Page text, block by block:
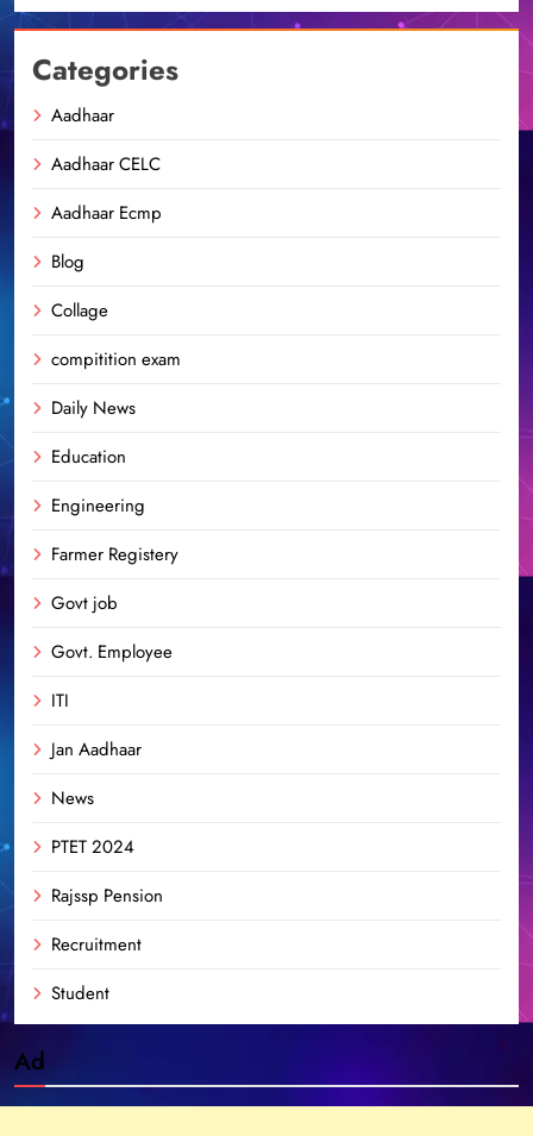
Categories
Aadhaar
Aadhaar CELC
Aadhaar Ecmp
Blog
Collage
compitition exam
Daily News
Education
Engineering
Farmer Registery
Govt job
Govt. Employee
ITI
Jan Aadhaar
News
PTET 2024
Rajssp Pension
Recruitment
Student
Ad